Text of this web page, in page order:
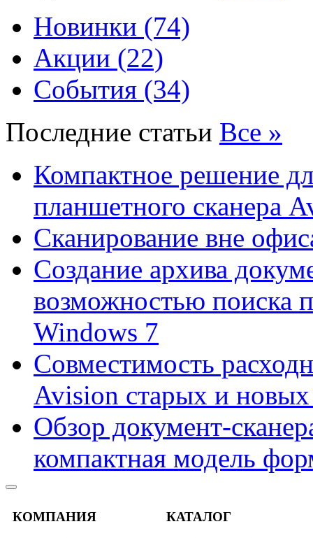
Новинки (74)
Акции (22)
События (34)
Последние статьи Все »
Компактное решение
планшетного сканера
Сканирование вне
Создание архива
возможностью поиска
Windows 7
Совместимость
Avision старых и новых
Обзор документ-
компактная модель
КОМПАНИЯ КАТАЛОГ